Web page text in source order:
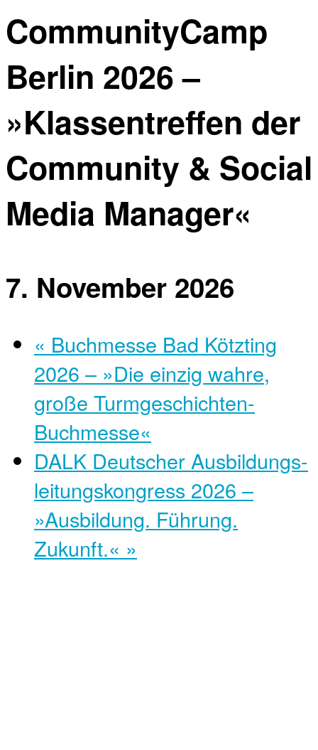
Community­Camp
Berlin 2026 –
»Klassentreffen der
Community & Social
Media Manager«
7. November 2026
« Buchmesse Bad Kötzting
2026 – »Die einzig wahre,
große Turmgeschichten-
Buchmesse«
DALK Deutscher Ausbildungs­
leitungs­kongress 2026 –
»Ausbildung. Führung.
Zukunft.« »